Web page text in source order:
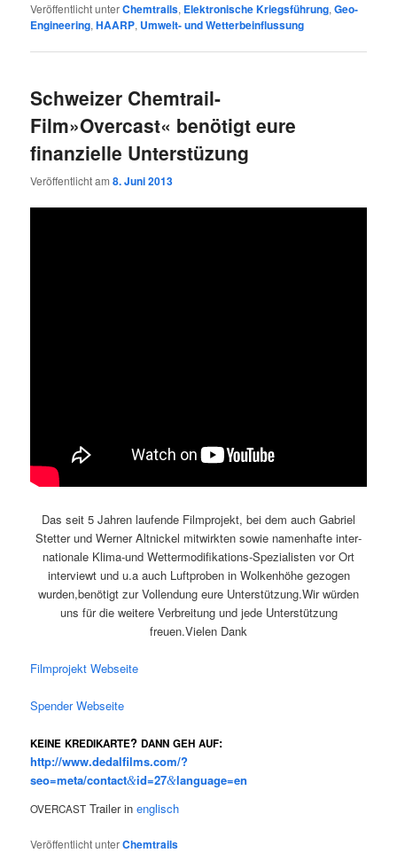
Veröffentlicht unterChemtrails, Elektronische Kriegsführung,Geo-
Engineering,HAARP, Umwelt- und Wetterbeinflussung
Schweizer Chemtrail-
Film»Overcast« benötigt eure
finanzielle Unterstüzung
Veröffentlicht am8. Juni 2013
Das seit 5 Jah­ren lau­fen­de Film­pro­jekt, bei dem auch Gabri­el
Stet­ter und Wer­ner Alt­ni­ckel mit­wirk­ten sowie namen­haf­te inter­
na­tio­na­le Kli­ma-und Wet­ter­mo­di­fi­ka­ti­ons-Spe­zia­lis­ten vor Ort
inter­viewt und u.a auch Luft­pro­ben in Wol­ken­hö­he gezo­gen
wurden,benötigt zur Voll­endung eure Unterstützung.Wir wür­den
uns für die wei­te­re Ver­brei­tung und jede Unter­stüt­zung
freuen.Vielen Dank
Film­pro­jekt Webseite
Spen­der Webseite
KEINE KREDIKARTE?DANN GEH AUF:
http://www.dedalfilms.com/?
seo=meta/contact&id=27&language=en
OVERCAST Trai­ler ineng­lisch
Veröffentlicht unterChemtrails